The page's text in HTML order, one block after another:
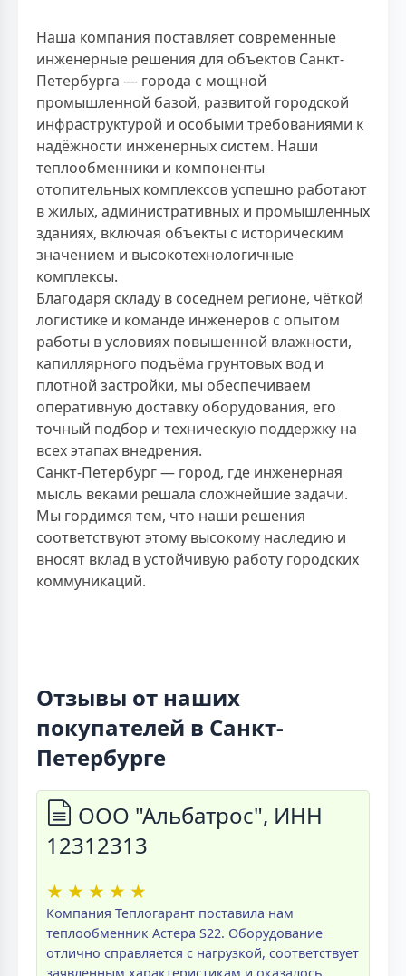
Наша компания поставляет современные
инженерные решения для объектов Санкт-
Петербурга — города с мощной
промышленной базой, развитой городской
инфраструктурой и особыми требованиями к
надёжности инженерных систем. Наши
теплообменники и компоненты
отопительных комплексов успешно работают
в жилых, административных и промышленных
зданиях, включая объекты с историческим
значением и высокотехнологичные
комплексы.
Благодаря складу в соседнем регионе, чёткой
логистике и команде инженеров с опытом
работы в условиях повышенной влажности,
капиллярного подъёма грунтовых вод и
плотной застройки, мы обеспечиваем
оперативную доставку оборудования, его
точный подбор и техническую поддержку на
всех этапах внедрения.
Санкт-Петербург — город, где инженерная
мысль веками решала сложнейшие задачи.
Мы гордимся тем, что наши решения
соответствуют этому высокому наследию и
вносят вклад в устойчивую работу городских
коммуникаций.
Отзывы от наших
покупателей в Санкт-
Петербурге
ООО "Альбатрос", ИНН
12312313
★ ★ ★ ★ ★
Компания Теплогарант поставила нам
теплообменник Астера S22. Оборудование
отлично справляется с нагрузкой, соответствует
заявленным характеристикам и оказалось